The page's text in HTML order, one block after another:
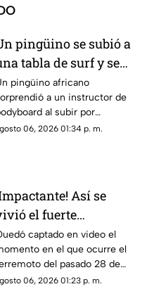
pingüino se subió a
tabla de surf y se
pingüino africano
a un instructor de
al subir por
propia a su tabla y
06, 2026 01:34 p. m.
Así se
el fuerte
en el
de un
captado en video el
en el que ocurre el
del pasado 28 de
en Japón al interior de un
06, 2026 01:23 p. m.